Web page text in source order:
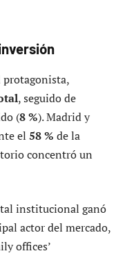
protagonista,
, seguido de
(8 %). Madrid y
el 58 % de la
concentró un
institucional ganó
actor del mercado,
offices’